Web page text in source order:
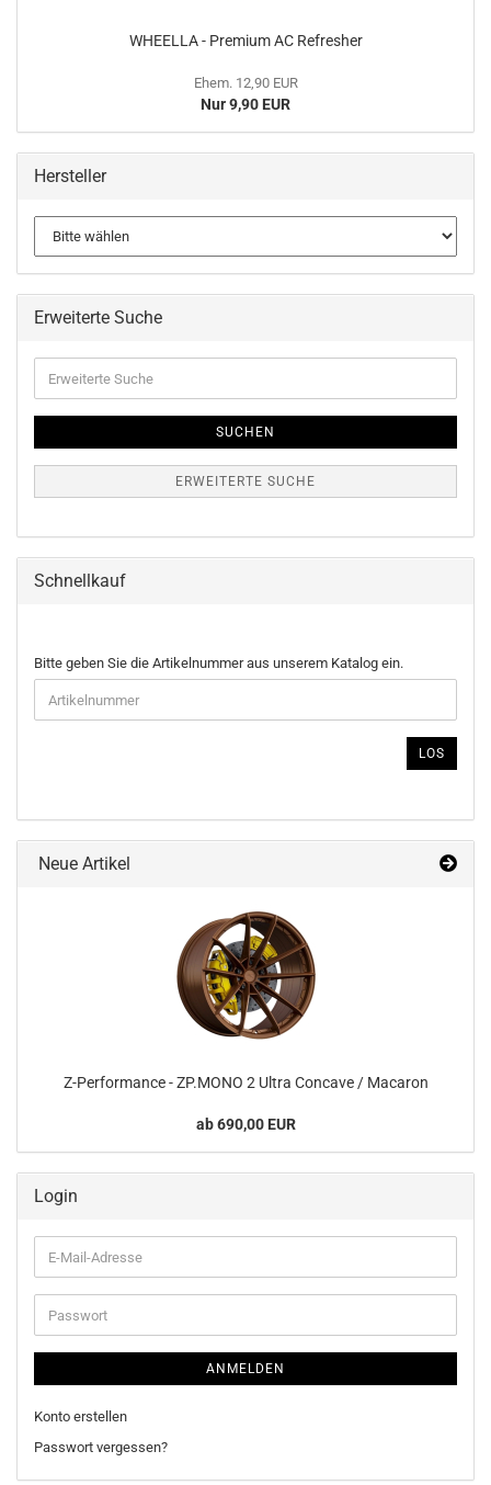
WHEEL­LA - Pre­mi­um AC Re­fres­her
Ehem. 12,90 EUR
Nur 9,90 EUR
Hersteller
Erweiterte Suche
Suche
SUCHEN
ERWEITERTE SUCHE
Schnellkauf
BITTE
GEBEN
SIE
DIE
EIN.
Bitte geben Sie die Artikelnummer aus unserem Katalog ein.
LOS
Neue Artikel
Z-​Performance - ZP.MONO 2 Ultra Con­ca­ve / Ma­ca­ron
ab 690,00 EUR
Login
E-
Mail-
Adresse
Passwort
ANMELDEN
Konto erstellen
Passwort vergessen?